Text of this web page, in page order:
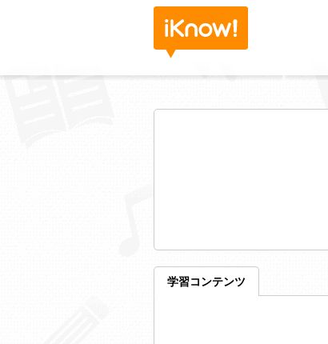
学習コンテンツ